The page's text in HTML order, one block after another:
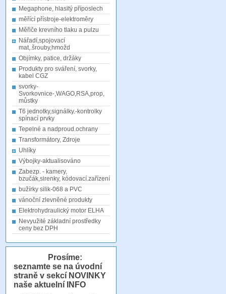
Megaphone, hlasitý příposlech
měřící přístroje-elektroměry
Měřiče krevního tlaku a pulzu
Nářadí,spojovací
mat,.šrouby,hmožd
Objímky, patice, držáky
Produkty pro sváření, svorky,
kabel CGZ
svorky-
Svorkovnice-,WAGO,RSA,prop,
můstky
T6 jednotky,signálky.-kontrolky
spínací prvky
Tepelné a nadproud.ochrany
Transformátory, Zdroje
Uhlíky
Výbojky-aktualisováno
Zabezp. - kamery,
bzučák,sirenky, kódovací.zařízení
bužírky silik-068 a PVC
vánoční zlevněné produkty
Elektrohydraulický motor ELHA
Nevyužité základní prostředky
ceny bez DPH
Prosíme:
seznamte se na úvodní
straně v sekcí NOVINKY
naše aktuelní INFO